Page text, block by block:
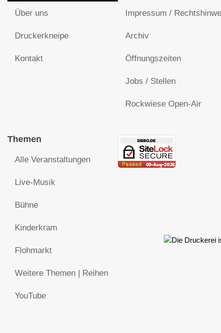
Über uns
Druckerkneipe
Kontakt
Impressum /
Archiv
Öffnungszeiten
Jobs / Stellen
Rockwiese Open-Air
Themen
Alle Veranstaltungen
Live-Musik
Bühne
Kinderkram
Flohmarkt
Weitere Themen | Reihen
YouTube